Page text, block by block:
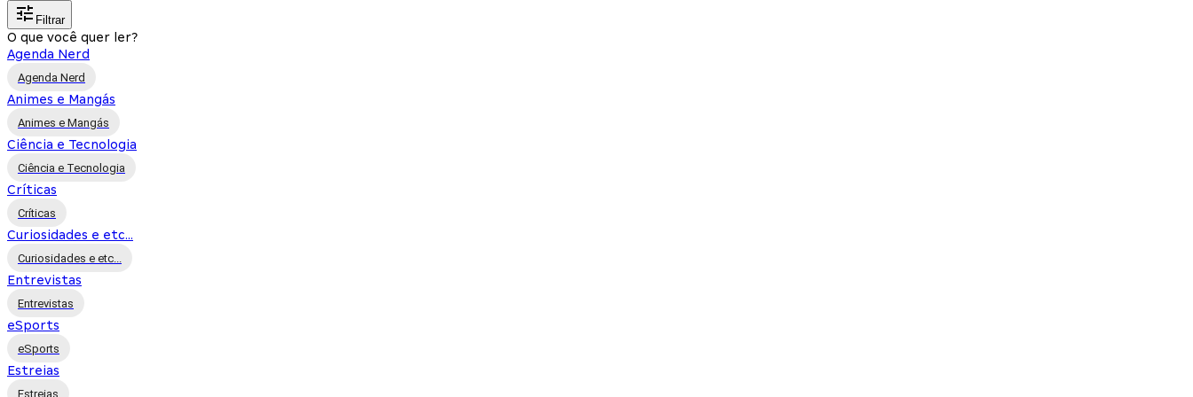
Filtrar
O que você quer ler?
Agenda Nerd
Agenda Nerd
Animes e Mangás
Animes e Mangás
Ciência e Tecnologia
Ciência e Tecnologia
Críticas
Críticas
Curiosidades e etc...
Curiosidades e etc...
Entrevistas
Entrevistas
eSports
eSports
Estreias
Estreias